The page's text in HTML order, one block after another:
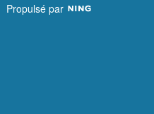
Propulsé par